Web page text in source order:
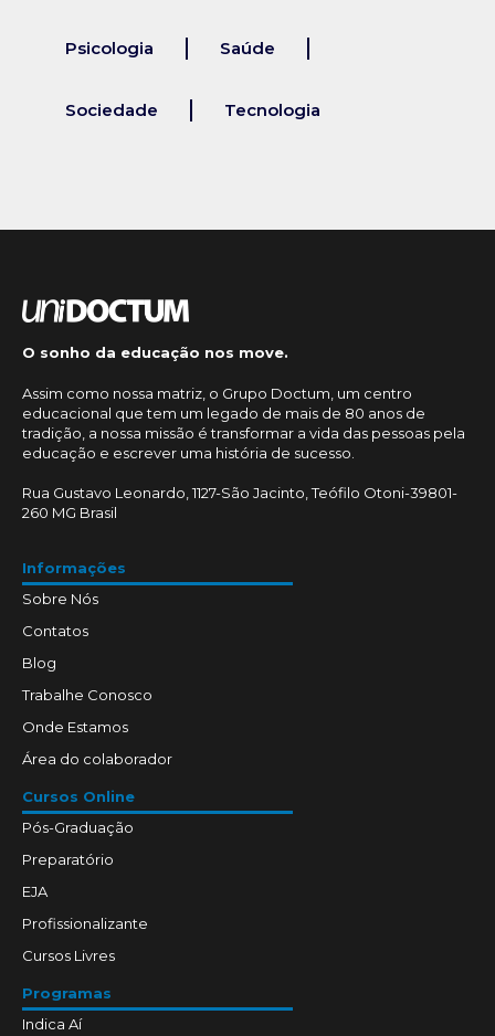
Psicologia Saúde
Sociedade Tecnologia
O sonho da educação nos move.
Assim como nossa matriz, o Grupo Doctum, um centro
educacional que tem um legado de mais de 80 anos de
tradição, a nossa missão é transformar a vida das pessoas pela
educação e escrever uma história de sucesso.
Rua Gustavo Leonardo, 1127-São Jacinto, Teófilo Otoni-39801-
260 MG Brasil
Informações
Sobre Nós
Contatos
Blog
Trabalhe Conosco
Onde Estamos
Área do colaborador
Cursos Online
Pós-Graduação
Preparatório
EJA
Profissionalizante
Cursos Livres
Programas
Indica Aí